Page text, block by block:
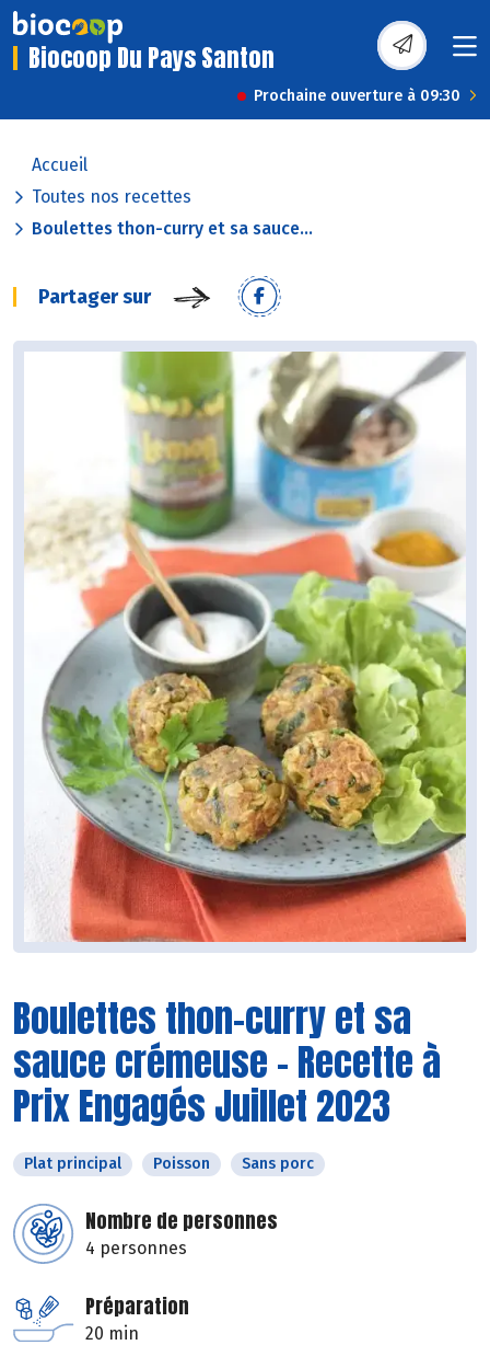
Biocoop Du Pays Santon
Prochaine ouverture à 09:30
Accueil
Toutes nos recettes
Boulettes thon-curry et sa sauce...
Partager sur
Boulettes thon-curry et sa
sauce crémeuse - Recette à
Prix Engagés Juillet 2023
Plat principal Poisson Sans porc
Nombre de personnes
4 personnes
Préparation
20 min